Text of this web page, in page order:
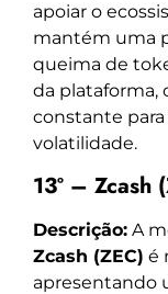
apoiar o
mantém uma
queima de
da plataforma,
constante
volatilidade.
13º –
Descrição: A
Zcash (ZEC) é
apresentando